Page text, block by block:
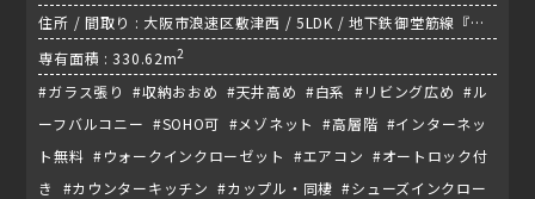
住所 / 間取り : 大阪市浪速区敷津西 / 5LDK / 地下鉄御堂筋線『大
国町駅』
専有面積 : 330.62m2
#ガラス張り #収納おおめ #天井高め #白系 #リビング広め #ル
ーフバルコニー #SOHO可 #メゾネット #高層階 #インターネッ
ト無料 #ウォークインクローゼット #エアコン #オートロック付
き #カウンターキッチン #カップル・同棲 #シューズインクロー